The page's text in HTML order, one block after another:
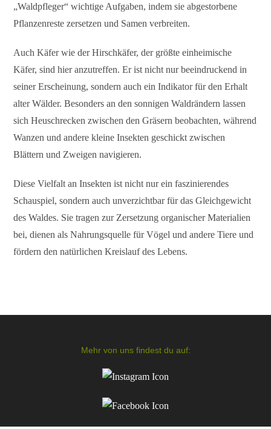
„Waldpfleger“ wichtige Aufgaben, indem sie abgestorbene
Pflanzenreste zersetzen und Samen verbreiten.
Auch Käfer wie der Hirschkäfer, der größte einheimische
Käfer, sind hier anzutreffen. Er ist nicht nur beeindruckend in
seiner Erscheinung, sondern auch ein Indikator für den Erhalt
alter Wälder. Besonders an den sonnigen Waldrändern lassen
sich Heuschrecken zwischen den Gräsern beobachten, während
Wanzen und andere kleine Insekten geschickt zwischen
Blättern und Zweigen navigieren.
Diese Vielfalt an Insekten ist nicht nur ein faszinierendes
Schauspiel, sondern auch unverzichtbar für das Gleichgewicht
des Waldes. Sie tragen zur Zersetzung organischer Materialien
bei, dienen als Nahrungsquelle für Vögel und andere Tiere und
fördern den natürlichen Kreislauf des Lebens.
Mehr von uns findest du auf: